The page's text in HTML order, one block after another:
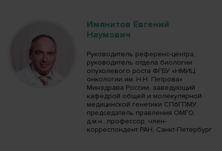
Имянитов Евгений
Наумович
Руководитель референс-центра,
руководитель отдела биологии
опухолевого роста ФГБУ «НМИЦ
онкологии им. Н.Н. Петрова»
Минздрава России, заведующий
кафедрой общей и молекулярной
медицинской генетики СПбГПМУ,
председатель правления ОМГО,
д.м.н., профессор, член-
корреспондент РАН, Санкт-Петербург